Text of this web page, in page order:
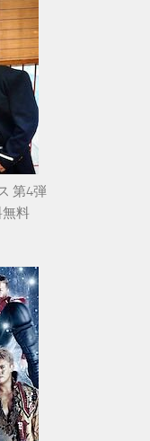
第4弾
無料